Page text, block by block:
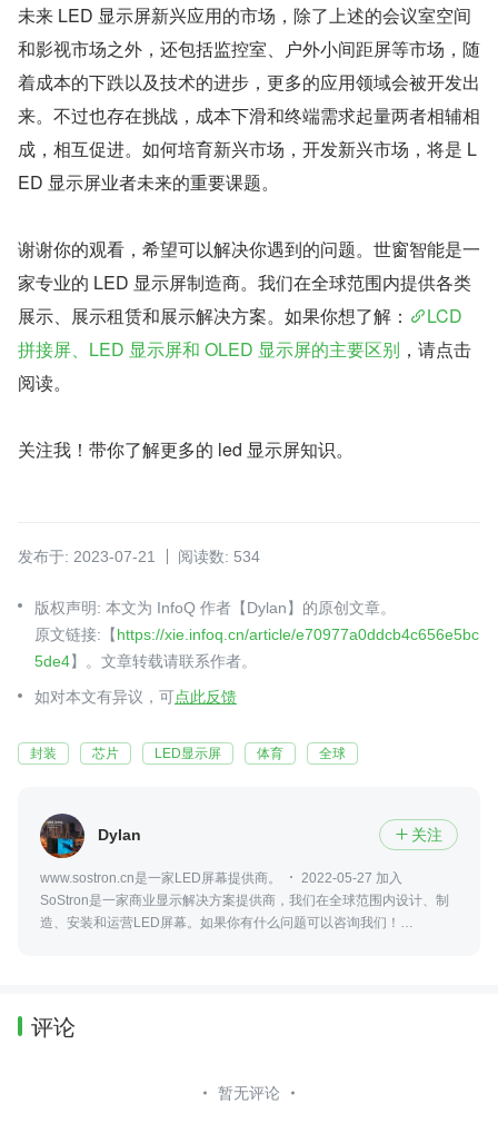
未来 LED 显示屏新兴应用的市场，除了上述的会议室空间
和影视市场之外，还包括监控室、户外小间距屏等市场，随
着成本的下跌以及技术的进步，更多的应用领域会被开发出
来。不过也存在挑战，成本下滑和终端需求起量两者相辅相
成，相互促进。如何培育新兴市场，开发新兴市场，将是 L
ED 显示屏业者未来的重要课题。
谢谢你的观看，希望可以解决你遇到的问题。世窗智能是一
家专业的 LED 显示屏制造商。我们在全球范围内提供各类
展示、展示租赁和展示解决方案。如果你想了解：
LCD
拼接屏、LED 显示屏和 OLED 显示屏的主要区别 ，请点击
阅读。
关注我！带你了解更多的 led 显示屏知识。
发布于: 2023-07-21 阅读数: 534
版权声明: 本文为 InfoQ 作者【Dylan】的原创文章。
原文链接:【https://xie.infoq.cn/article/e70977a0ddcb4c656e5bc
5de4】。文章转载请联系作者。
如对本文有异议，可点此反馈
封装 芯片 LED显示屏 体育 全球
Dylan  关注
www.sostron.cn是一家LED屏幕提供商。
2022-05-27 加入
SoStron是一家商业显示解决方案提供商，我们在全球范围内设计、制
造、安装和运营LED屏幕。如果你有什么问题可以咨询我们！
评论
暂无评论